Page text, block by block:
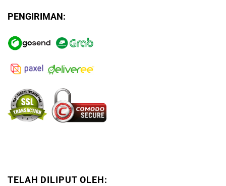
PENGIRIMAN:
TELAH DILIPUT OLEH: